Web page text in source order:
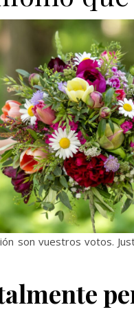
son vuestros votos.